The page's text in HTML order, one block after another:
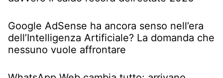
Google AdSense ha ancora senso nell’era
dell’Intelligenza Artificiale? La domanda che
nessuno vuole affrontare